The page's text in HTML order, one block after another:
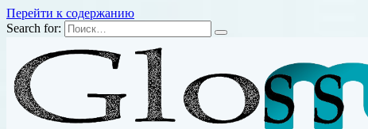
Перейти к содержанию
Search for: